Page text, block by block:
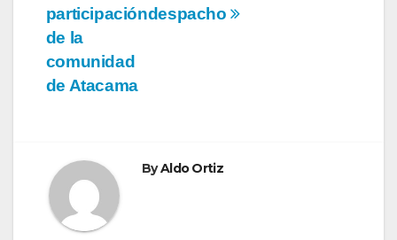
despacho
participación
de la
comunidad
de Atacama
ByAldo Ortiz